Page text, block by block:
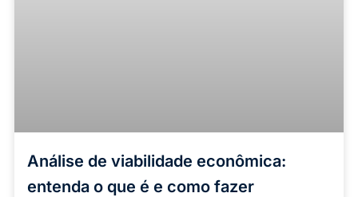
Análise de viabilidade econômica:
entenda o que é e como fazer